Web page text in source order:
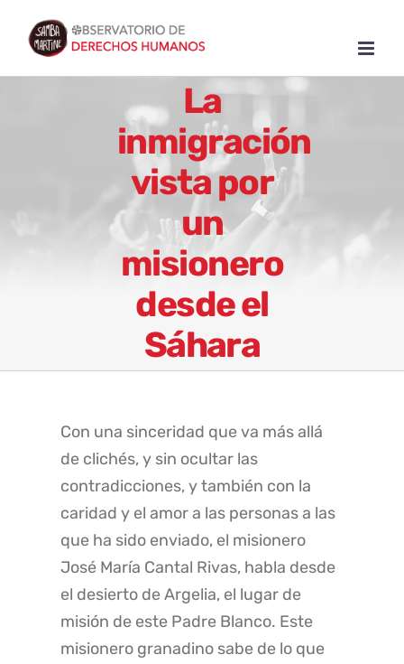
La
inmigración
vista por
un
misionero
desde el
Sáhara
Con una sinceridad que va más allá
de clichés, y sin ocultar las
contradicciones, y también con la
caridad y el amor a las personas a las
que ha sido enviado, el misionero
José María Cantal Rivas, habla desde
el desierto de Argelia, el lugar de
misión de este Padre Blanco. Este
misionero granadino sabe de lo que